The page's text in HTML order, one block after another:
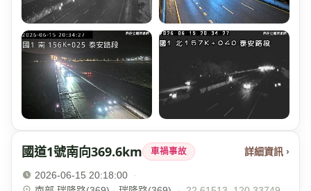
國道1號南向369.6km 車禍事故 詳細資訊 ›
2026-06-15 20:18:00
·